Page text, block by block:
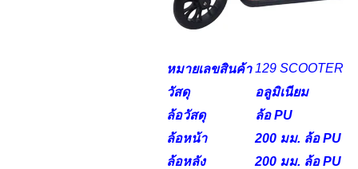
หมายเลขสินค้า 129 SCOOTER
วัสดุ
อลูมิเนียม
ล้อวัสดุ
ล้อ PU
ล้อหน้า
200 มม. ล้อ PU
ล้อหลัง
200 มม. ล้อ PU